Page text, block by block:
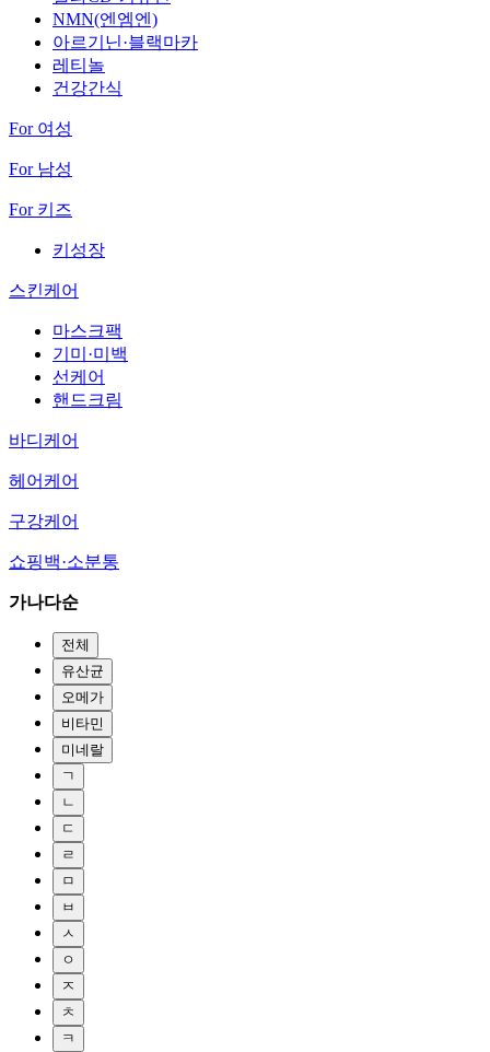
NMN(엔엠엔)
아르기닌·블랙마카
레티놀
건강간식
For 여성
For 남성
For 키즈
키성장
스킨케어
마스크팩
기미·미백
선케어
핸드크림
바디케어
헤어케어
구강케어
쇼핑백·소분통
가나다순
전체
유산균
오메가
비타민
미네랄
ㄱ
ㄴ
ㄷ
ㄹ
ㅁ
ㅂ
ㅅ
ㅇ
ㅈ
ㅊ
ㅋ